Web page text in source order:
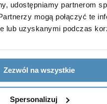
udostępniamy partnerom
mogą połączyć te
lub uzyskanymi podczas
Zezwól na wszystkie
Spersonalizuj
moich danych osobowych
zpolityką prywatności.